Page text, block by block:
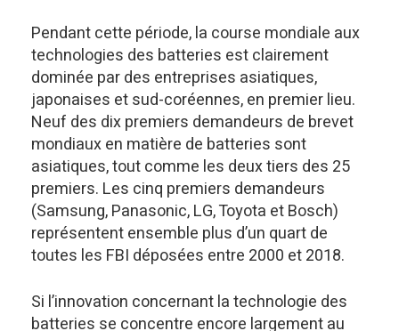
Pendant cette période, la course mondiale aux
technologies des batteries est clairement
dominée par des entreprises asiatiques,
japonaises et sud-coréennes, en premier lieu.
Neuf des dix premiers demandeurs de brevet
mondiaux en matière de batteries sont
asiatiques, tout comme les deux tiers des 25
premiers. Les cinq premiers demandeurs
(Samsung, Panasonic, LG, Toyota et Bosch)
représentent ensemble plus d’un quart de
toutes les FBI déposées entre 2000 et 2018.
Si l’innovation concernant la technologie des
batteries se concentre encore largement au